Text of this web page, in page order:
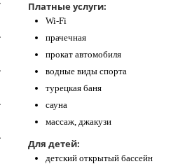
Платные услуги:
Wi-Fi
прачечная
прокат автомобиля
водные виды спорта
турецкая баня
сауна
массаж, джакузи
Для детей:
детский открытый бассейн